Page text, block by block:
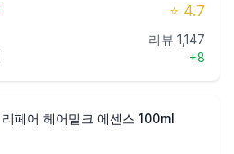
⭐ 4.7
리뷰 1,147
+8
페어 헤어밀크 에센스 100ml